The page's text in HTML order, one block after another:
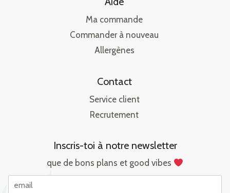
Ma commande
Commander à nouveau
Allergènes
Contact
Service client
Recrutement
Inscris-toi à notre newsletter
que de bons plans et good vibes
m